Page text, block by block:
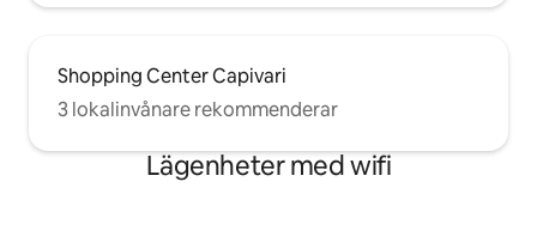
Shopping Center Capivari
3 lokalinvånare rekommenderar
Lägenheter med wifi